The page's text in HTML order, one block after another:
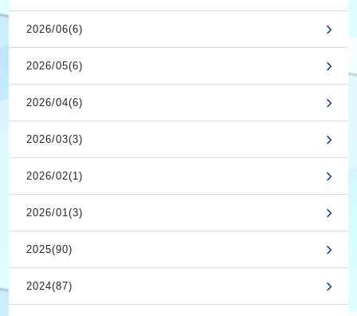
2026/06(6)
2026/05(6)
2026/04(6)
2026/03(3)
2026/02(1)
2026/01(3)
2025(90)
2024(87)